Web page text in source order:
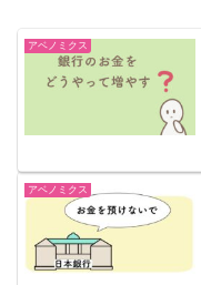
アベノミクス
アベノミクス